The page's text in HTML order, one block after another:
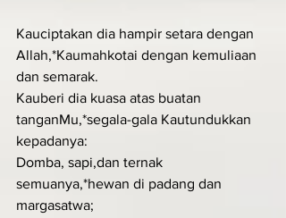
Kauciptakan dia hampir setara dengan
Allah,*Kaumahkotai dengan kemuliaan
dan semarak.
Kauberi dia kuasa atas buatan
tanganMu,*segala-gala Kautundukkan
kepadanya:
Domba, sapi,dan ternak
semuanya,*hewan di padang dan
margasatwa;